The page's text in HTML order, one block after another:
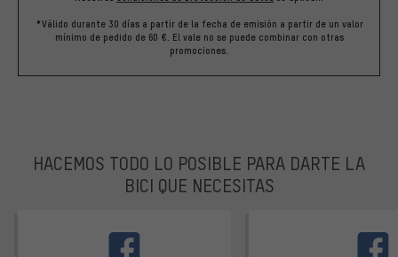
*Válido durante 30 días a partir de la fecha de emisión a partir de un valor
mínimo de pedido de 60 €. El vale no se puede combinar con otras
promociones.
HACEMOS TODO LO POSIBLE PARA DARTE LA
BICI QUE NECESITAS